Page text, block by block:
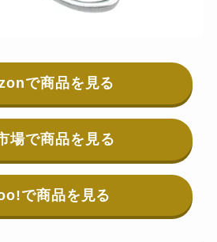
で商品を見る
場で商品を見る
で商品を見る